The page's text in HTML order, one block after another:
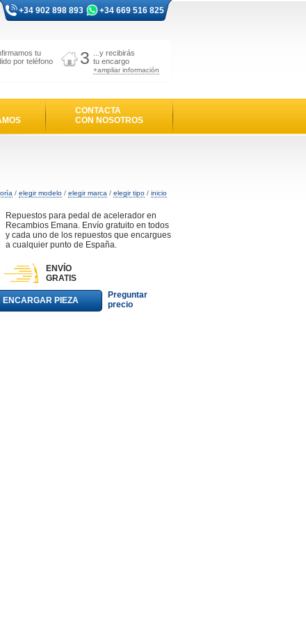
+34 902 898 893 +34 669 516 825
tu
por teléfono
3
...y recibirás
tu encargo
+ampliar información
CONTACTA
CON NOSOTROS
/ elegir modelo / elegir marca / elegir tipo / inicio
Repuestos para pedal de acelerador en
Recambios Emana. Envío gratuito en todos
y cada uno de los repuestos que encargues
a cualquier punto de España.
ENVÍO
GRATIS
ENCARGAR PIEZA
Preguntar
precio